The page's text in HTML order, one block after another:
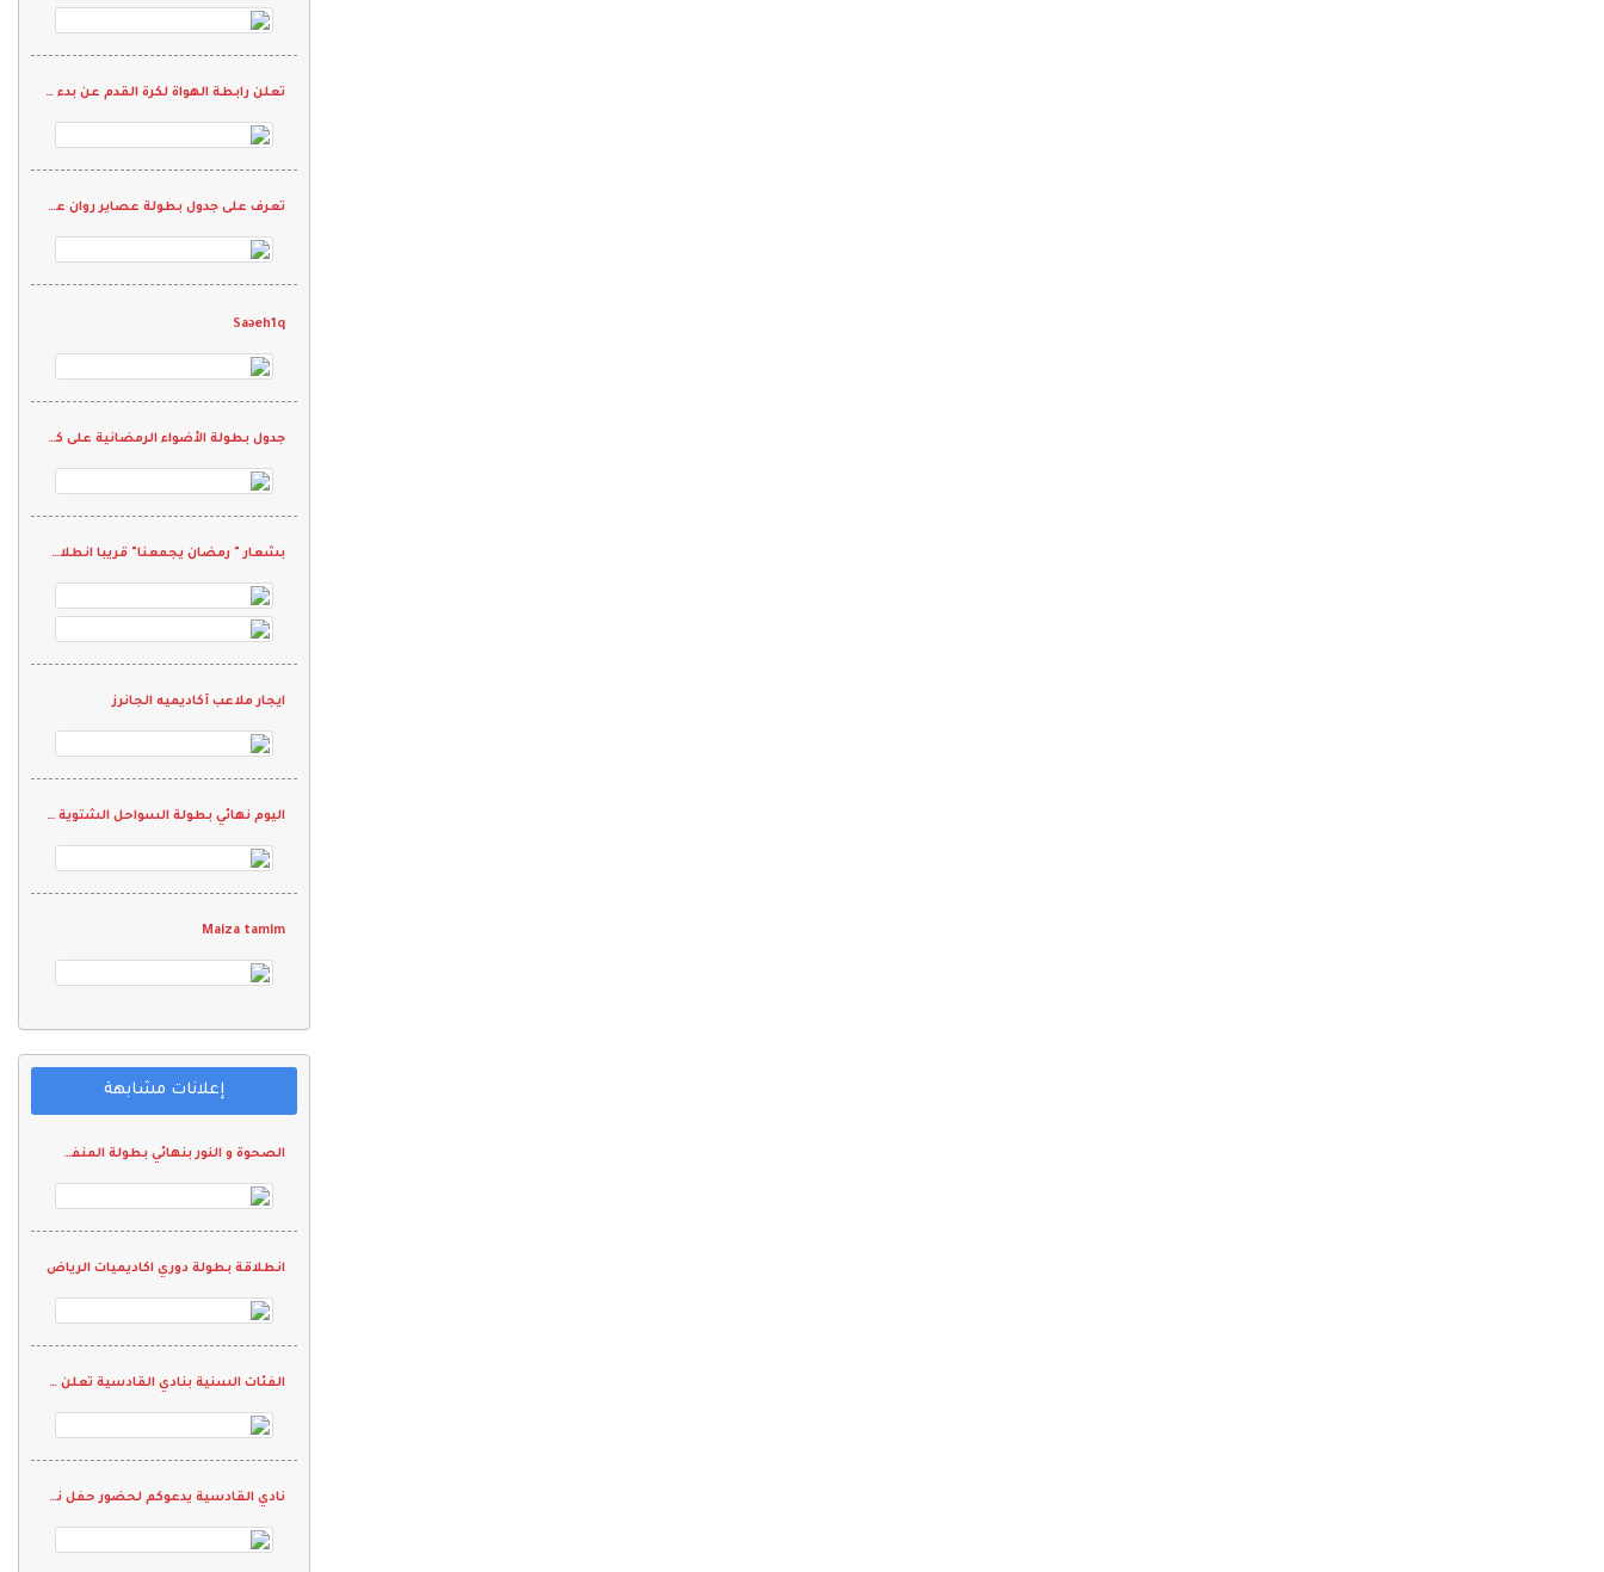
تعلن رابطة الهواة لكرة القدم عن بدء التسجيل في دورة الحكام
تعرف على جدول بطولة عصاير روان على "كاس شيخ الرياضيين"
Saəeh1q
جدول بطولة الأضواء الرمضانية على كأس الأسطورة "محمد نور"
بشعار " رمضان يجمعنا" قريبا انطلاق بطولة فرق الجاليات الرمضانيه الثانيه 2022
ايجار ملاعب أكاديميه الجانرز
اليوم نهائي بطولة السواحل الشتوية الودية
Maiza tamim
إعلانات مشابهة
الصحوة و النور بنهائي بطولة المنفش التنشيطية الآولى
انطلاقة بطولة دوري اكاديميات الرياض
الفئات السنية بنادي القادسية تعلن عن بطولة ودية للمستجدين
نادي القادسية يدعوكم لحضور حفل نهائي بطولة اكتشاف المواهب